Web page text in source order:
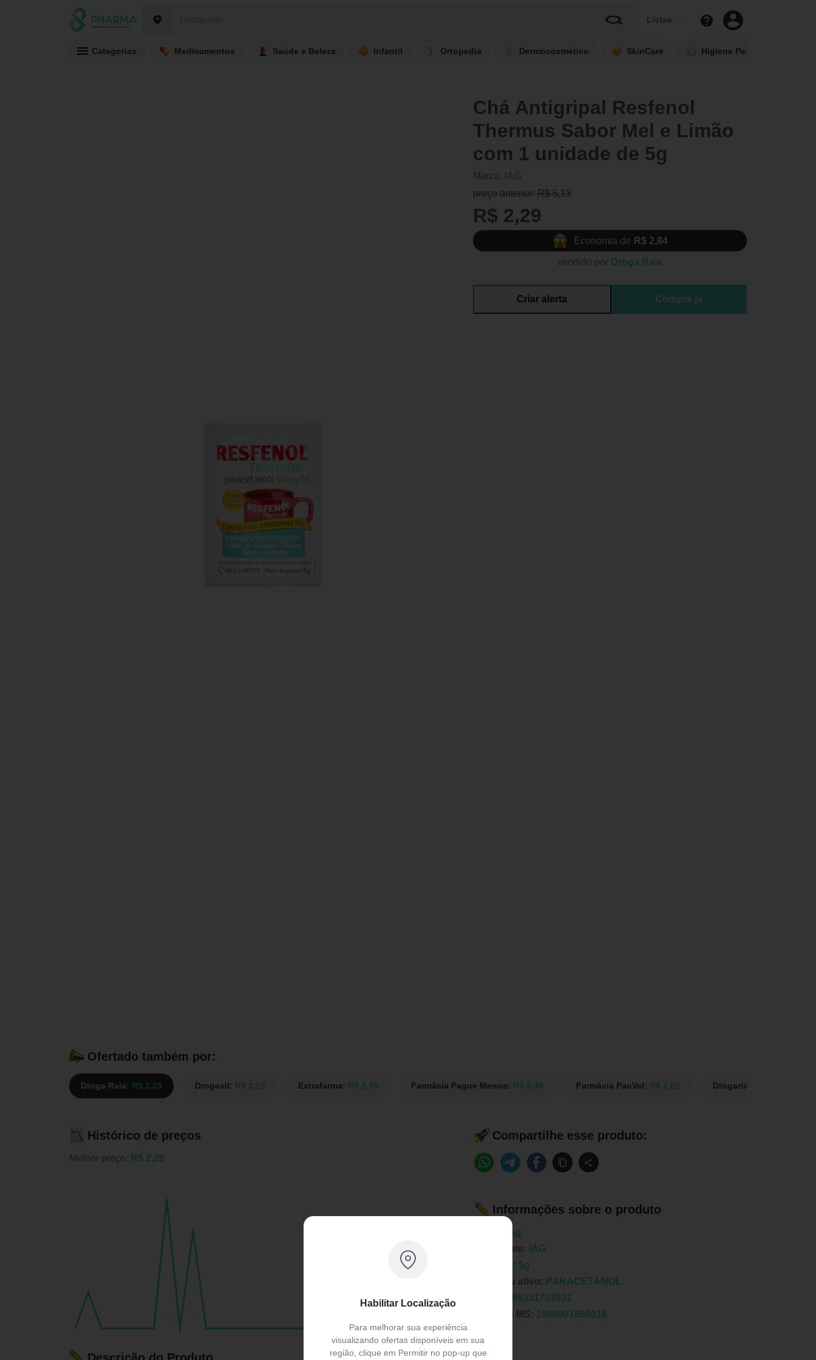
Listas
Categorias Medicamentos Saúde e Beleza Infantil Ortopedia Dermocosmético SkinCare Higiene Pessoal
Habilitar Localização
Para melhorar sua experiência
visualizando ofertas disponíveis em sua
região, clique em Permitir no pop-up que
Chá Antigripal Resfenol
Thermus Sabor Mel e Limão
com 1 unidade de 5g
Marca: IAG
preço anterior: R$ 5,13
R$ 2,29
Economia de R$ 2,84
vendido por Droga Raia
Criar alerta Compre já
Ofertado também por:
Droga Raia: R$ 2,29 Drogasil: R$ 2,29 Extrafarma: R$ 2,49 Farmácia Pague Menos: R$ 2,49 Farmácia PanVel: R$ 2,82 Drogarias Tamoio:
Histórico de preços
Melhor preço: R$ 2,29
Descrição do Produto
Compartilhe esse produto:
Informações sobre o produto
Iag
Fabricante:
IAG
Unidade: 5g
Principio ativo: PARACETAMOL
7896331703931
Registro MS: 1068901680018